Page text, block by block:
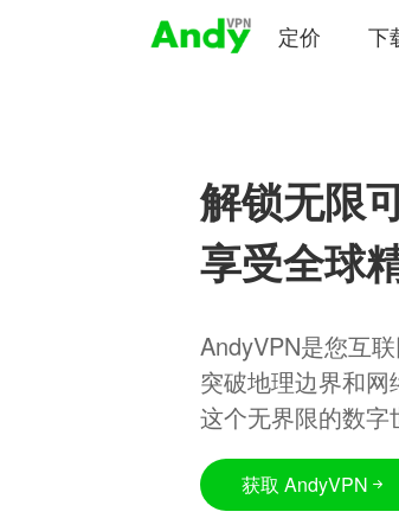
定价 下
解锁无限
享受全球
AndyVPN是您互
突破地理边界和
这个无界限的数字
获取 AndyVPN